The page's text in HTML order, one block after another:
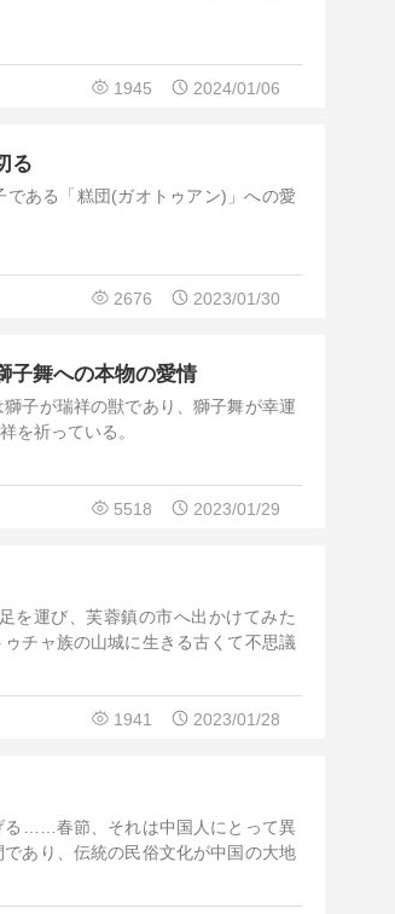
1945 2024/01/06
る
ある「糕団(ガオトゥアン)」への愛
2676 2023/01/30
子舞への本物の愛情
子が瑞祥の獣であり、獅子舞が幸運
を祈っている。
5518 2023/01/29
を運び、芙蓉鎮の市へ出かけてみた
チャ族の山城に生きる古くて不思議
1941 2023/01/28
る……春節、それは中国人にとって異
あり、伝統の民俗文化が中国の大地